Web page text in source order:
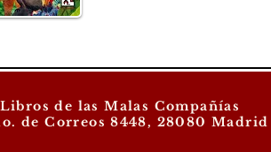
Libros de las Malas Compañías
de Correos 8448, 28080 Madrid